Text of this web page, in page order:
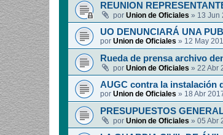
REUNION
por Union de Oficiales » 13 Jun
UO DENUNCIARÁ UNA
por Union de Oficiales » 12 May
Rueda de prensa archivo
por Union de Oficiales » 22 Abr
AUGC contra la instalación
por Union de Oficiales » 18 Abr
PRESUPUESTOS
por Union de Oficiales » 05 Abr